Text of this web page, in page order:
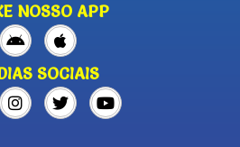
NOSSO APP
SOCIAIS